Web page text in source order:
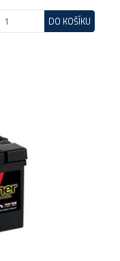
DO KOŠÍKU